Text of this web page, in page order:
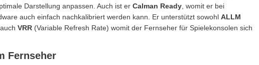
Darstellung anpassen. Auch ist er Calman Ready , womit er bei
auch einfach nachkalibriert werden kann. Er unterstützt sowohl ALLM
VRR (Variable Refresh Rate) womit der Fernseher für Spielekonsolen sich
Fernseher